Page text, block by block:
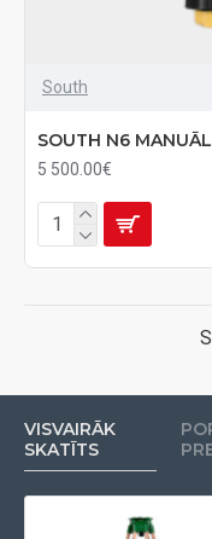
South
SOUTH N6
5 500.00€
VISVAIRĀK
SKATĪTS